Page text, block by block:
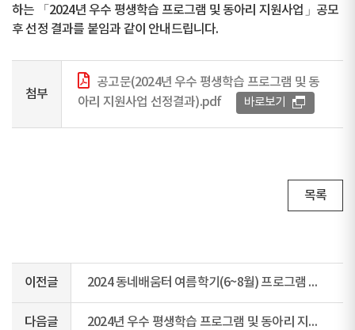
하는 「2024년 우수 평생학습 프로그램 및 동아리 지원사업」공모
후 선정 결과를 붙임과 같이 안내드립니다.
첨부
공고문(2024년 우수 평생학습 프로그램 및 동
아리 지원사업 선정결과).pdf
바로보기
목록
이전글 2024 동네배움터 여름학기(6~8월) 프로그램 수강생 모집
다음글 2024년 우수 평생학습 프로그램 및 동아리 지원사업 공모 공고